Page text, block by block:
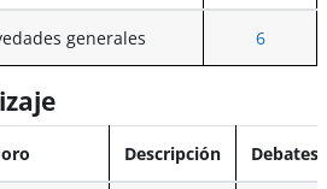
generales 6
Descripción Debates